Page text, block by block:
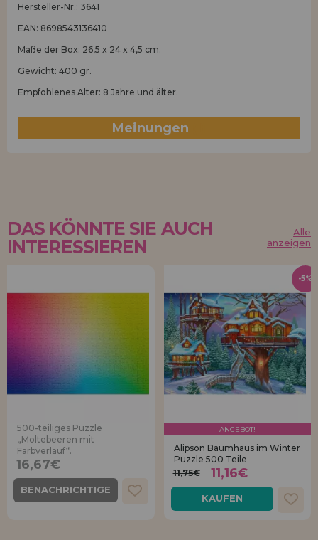
Hersteller-Nr.: 3641
EAN: 8698543136410
Maße der Box: 26,5 x 24 x 4,5 cm.
Gewicht: 400 gr.
Empfohlenes Alter: 8 Jahre und älter.
Meinungen
DAS KÖNNTE SIE AUCH
INTERESSIEREN
Alle
anzeigen
500-teiliges Puzzle
„Moltebeeren mit
Farbverlauf“.
16,67€
BENACHRICHTIGE
ANGEBOT!
Alipson Baumhaus im Winter
Puzzle 500 Teile
11,75€
11,16€
KAUFEN
-5%